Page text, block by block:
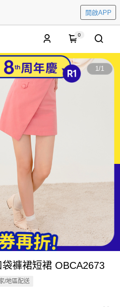
開啟APP
0
1/1
褲裙短裙 OBCA2673
/地區配送